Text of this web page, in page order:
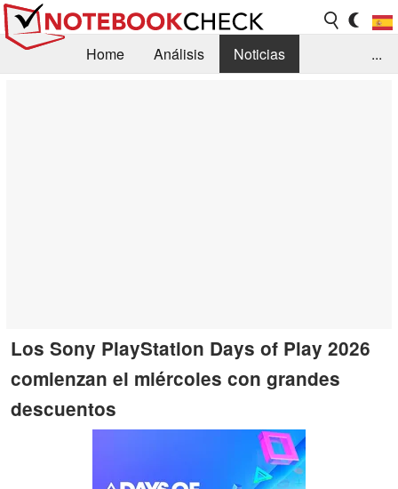
Home Análisis
Noticias
...
Los Sony PlayStation Days of Play 2026
comienzan el miércoles con grandes
descuentos